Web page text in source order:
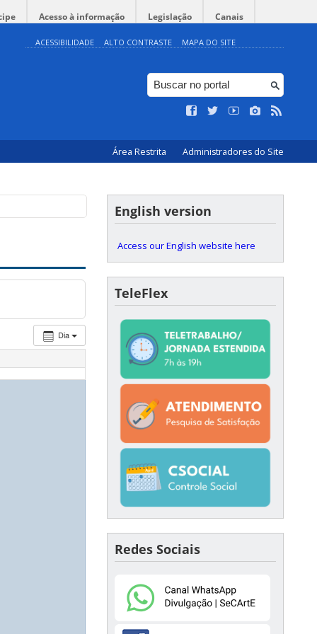
Acesso à informação Legislação Canais
ACESSIBILIDADE ALTO CONTRASTE MAPA DO SITE
Área Restrita Administradores do Site
Dia
de Arte e Cultura
English version
Access our English website here
TeleFlex
Redes Sociais